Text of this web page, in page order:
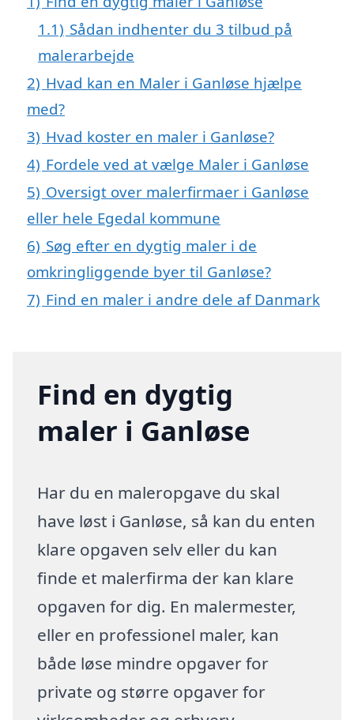
1.1) Sådan indhenter du 3 tilbud på
malerarbejde
2) Hvad kan en Maler i Ganløse hjælpe
med?
3) Hvad koster en maler i Ganløse?
4) Fordele ved at vælge Maler i Ganløse
5) Oversigt over malerfirmaer i Ganløse
eller hele Egedal kommune
6) Søg efter en dygtig maler i de
omkringliggende byer til Ganløse?
7) Find en maler i andre dele af Danmark
Find en dygtig
maler i Ganløse
Har du en maleropgave du skal
have løst i Ganløse, så kan du enten
klare opgaven selv eller du kan
finde et malerfirma der kan klare
opgaven for dig. En malermester,
eller en professionel maler, kan
både løse mindre opgaver for
private og større opgaver for